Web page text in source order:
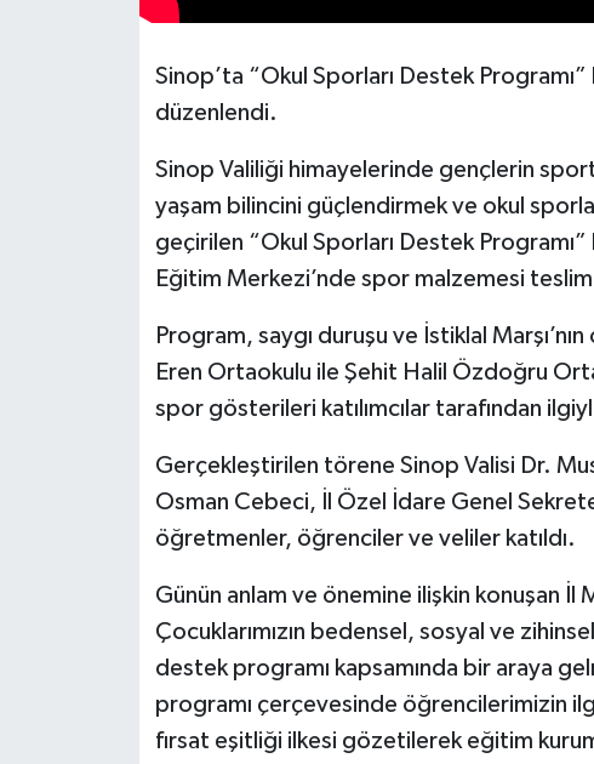
Sinop’ta “Okul Sporları Destek
düzenlendi.
Sinop Valiliği himayelerinde gençlerin
yaşam bilincini güçlendirmek ve okul
geçirilen “Okul Sporları Destek
Eğitim Merkezi’nde spor malzemesi
Program, saygı duruşu ve İstiklal
Eren Ortaokulu ile Şehit Halil Özdoğru
spor gösterileri katılımcılar tarafından
Gerçekleştirilen törene Sinop Valisi Dr.
Osman Cebeci, İl Özel İdare Genel
öğretmenler, öğrenciler ve veliler katıldı.
Günün anlam ve önemine ilişkin konuşan
Çocuklarımızın bedensel, sosyal ve
destek programı kapsamında bir araya
programı çerçevesinde öğrencilerimizin
fırsat eşitliği ilkesi gözetilerek eğitim